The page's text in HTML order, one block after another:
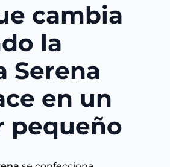
cambia
la
Serena
en un
pequeño